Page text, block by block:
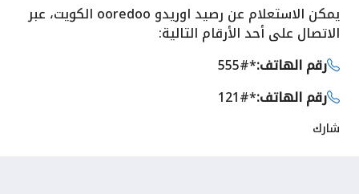
يمكن الاستعلام عن رصيد اوريدو ooredoo الكويت، عبر
الاتصال على أحد الأرقام التالية:
رقم الهاتف:*555#
رقم الهاتف:*121#
شارك